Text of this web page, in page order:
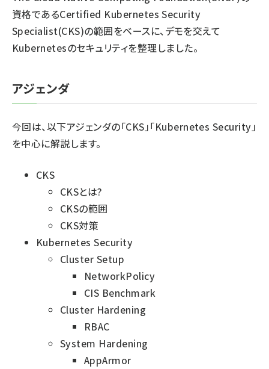
資格であるCertified Kubernetes Security
Specialist(CKS)の範囲をベースに、デモを交えて
Kubernetesのセキュリティを整理しました。
アジェンダ
今回は、以下アジェンダの「CKS」「Kubernetes Security」
を中心に解説します。
CKS
CKSとは?
CKSの範囲
CKS対策
Kubernetes Security
Cluster Setup
NetworkPolicy
CIS Benchmark
Cluster Hardening
RBAC
System Hardening
AppArmor